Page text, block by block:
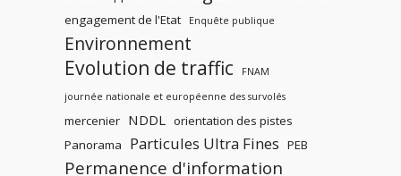
engagement de l'Etat Enquête publique
Environnement
Evolution de traffic
FNAM
journée nationale et européenne des survolés
mercenier NDDL
orientation des pistes
Panorama
Particules Ultra Fines PEB
Permanence d'information